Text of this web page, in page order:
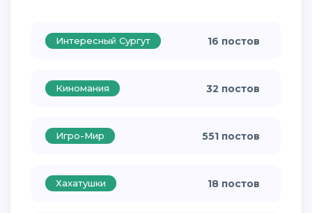
Интересный Сургут 16 постов
Киномания 32 постов
Игро-Мир 551 постов
Хахатушки 18 постов